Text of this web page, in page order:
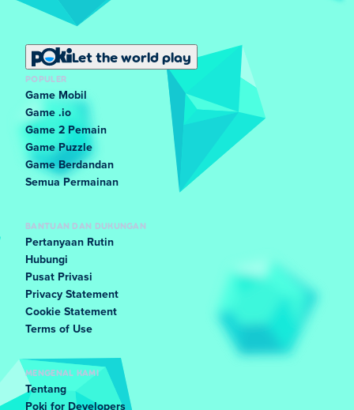
Let the world play
POPULER
Game Mobil
Game .io
Game 2 Pemain
Game Puzzle
Game Berdandan
Semua Permainan
BANTUAN DAN DUKUNGAN
Pertanyaan Rutin
Hubungi
Pusat Privasi
Privacy Statement
Cookie Statement
Terms of Use
MENGENAL KAMI
Tentang
Poki for Developers